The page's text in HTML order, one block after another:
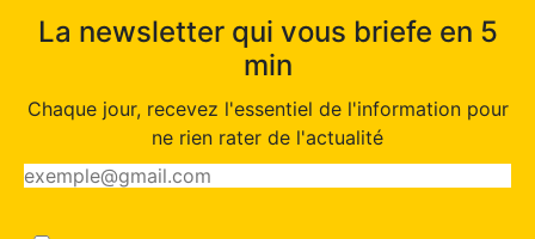
La newsletter qui vous briefe en 5
min
Chaque jour, recevez l'essentiel de l'information pour
ne rien rater de l'actualité